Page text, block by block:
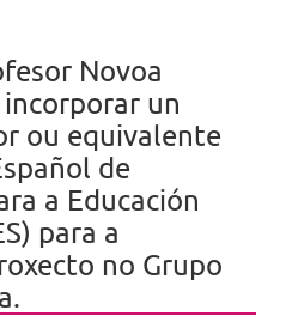
Novoa
un
ou equivalente
de
a Educación
para a
no Grupo